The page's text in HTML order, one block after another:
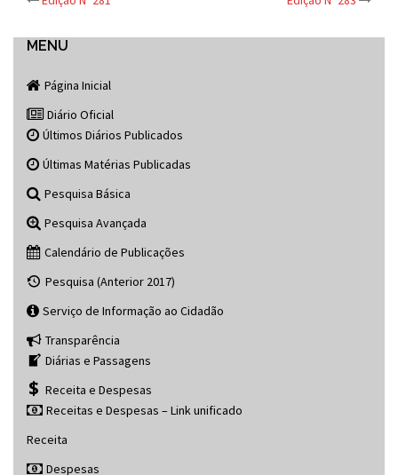
Post
navigation
MENU
Página Inicial
Diário Oficial
Últimos Diários Publicados
Últimas Matérias Publicadas
Pesquisa Básica
Pesquisa Avançada
Calendário de Publicações
Pesquisa (Anterior 2017)
Serviço de Informação ao Cidadão
Transparência
Diárias e Passagens
Receita e Despesas
Receitas e Despesas – Link unificado
Receita
Despesas